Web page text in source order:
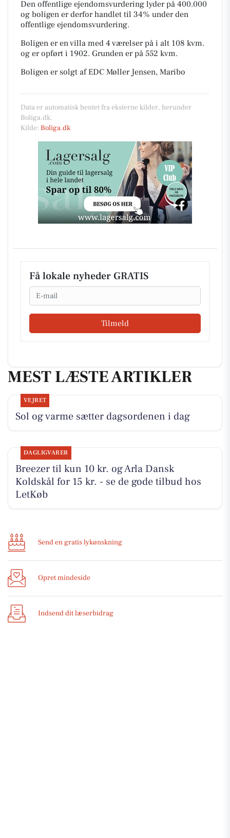
Den offentlige ejendomsvurdering lyder på 400.000
og boligen er derfor handlet til 34% under den
offentlige ejendomsvurdering.
Boligen er en villa med 4 værelser på i alt 108 kvm.
og er opført i 1902. Grunden er på 552 kvm.
Boligen er solgt af EDC Møller Jensen, Maribo
Data er automatisk hentet fra eksterne kilder, herunder
Boliga.dk.
Kilde: Boliga.dk
Få lokale nyheder GRATIS
Email
Tilmeld
MEST LÆSTE ARTIKLER
VEJRET
Sol og varme sætter dagsordenen i dag
DAGLIGVARER
Breezer til kun 10 kr. og Arla Dansk
Koldskål for 15 kr. - se de gode tilbud hos
LetKøb
Send en gratis lykønskning
Opret mindeside
Indsend dit læserbidrag